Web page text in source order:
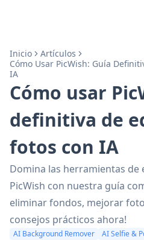
Inicio
Artículos
Cómo Usar PicWish: Guía
IA
Cómo usar
definitiva de
fotos con IA
Domina las herramientas de
PicWish con nuestra guía
eliminar fondos, mejorar
consejos prácticos ahora!
AI Background Remover AI Selfie &